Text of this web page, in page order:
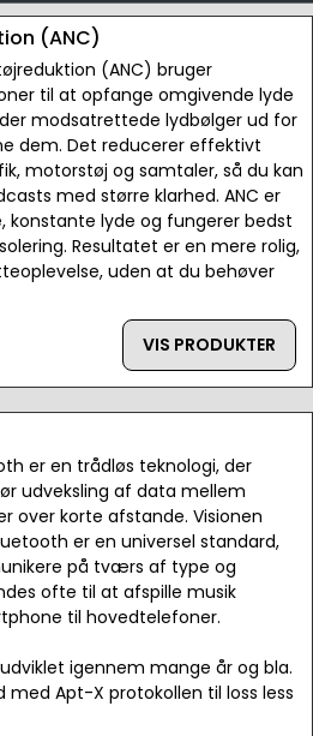
(ANC)
(ANC) bruger
til at opfange omgivende lyde
modsatrettede lydbølger ud for
dem. Det reducerer effektivt
motorstøj og samtaler, så du kan
med større klarhed. ANC er
lyde og fungerer bedst
Resultatet er en mere rolig,
uden at du behøver
VIS PRODUKTER
er en trådløs teknologi, der
udveksling af data mellem
over korte afstande. Visionen
er en universel standard,
på tværs af type og
ofte til at afspille musik
til hovedtelefoner.
igennem mange år og bla.
Apt-X protokollen til loss less